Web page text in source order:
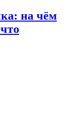
на чём